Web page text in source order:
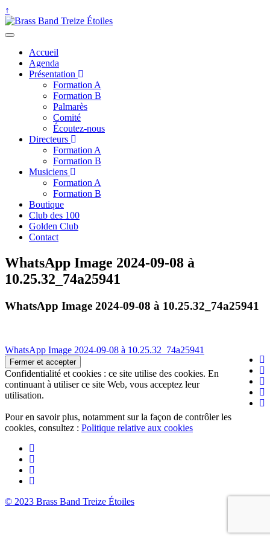
↑
Accueil
Agenda
Présentation
Formation A
Formation B
Palmarès
Comité
Écoutez-nous
Directeurs
Formation A
Formation B
Musiciens
Formation A
Formation B
Boutique
Club des 100
Golden Club
Contact
WhatsApp Image 2024-09-08 à
10.25.32_74a25941
WhatsApp Image 2024-09-08 à 10.25.32_74a25941
Navigation
de
l’article
WhatsApp Image 2024-09-08 à 10.25.32_74a25941
Confidentialité et cookies : ce site utilise des cookies. En
continuant à utiliser ce site Web, vous acceptez leur
utilisation.
Pour en savoir plus, notamment sur la façon de contrôler les
cookies, consultez : Politique relative aux cookies
© 2023 Brass Band Treize Étoiles